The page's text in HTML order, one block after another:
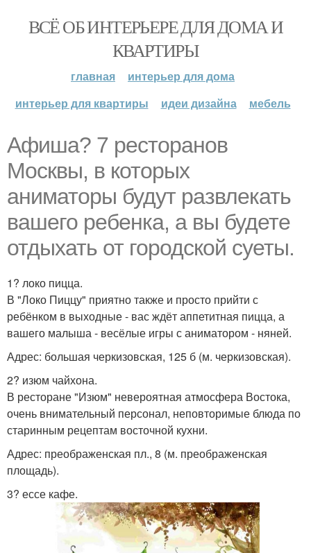
ВСЁ ОБ ИНТЕРЬЕРЕ ДЛЯ ДОМА И
КВАРТИРЫ
главная
интерьер для дома
интерьер для квартиры
идеи дизайна мебель
Афиша? 7 ресторанов
Москвы, в которых
аниматоры будут развлекать
вашего ребенка, а вы будете
отдыхать от городской суеты.
1? локо пицца.
В "Локо Пиццу" приятно также и просто прийти с
ребёнком в выходные - вас ждёт аппетитная пицца, а
вашего малыша - весёлые игры с аниматором - няней.
Адрес: большая черкизовская, 125 б (м. черкизовская).
2? изюм чайхона.
В ресторане "Изюм" невероятная атмосфера Востока,
очень внимательный персонал, неповторимые блюда по
старинным рецептам восточной кухни.
Адрес: преображенская пл., 8 (м. преображенская
площадь).
3? ессе кафе.